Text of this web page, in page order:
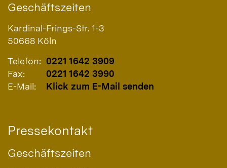
Geschäftszeiten
Kardinal-Frings-Str. 1-3
50668 Köln
Telefon: 0221 1642 3909
Fax:
0221 1642 3990
E-Mail:
Klick zum E-Mail senden
Pressekontakt
Geschäftszeiten